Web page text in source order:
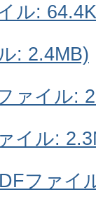
ル:
: 2.4MB)
ァイル:
イル:
ファイ